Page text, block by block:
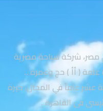
شركة سياحة مصرية
لسنة 1987 سياحة عامة ( أأ ) حج وعمرة ..
عشر عاماً في المجال، خبرة
فى القاهرة .